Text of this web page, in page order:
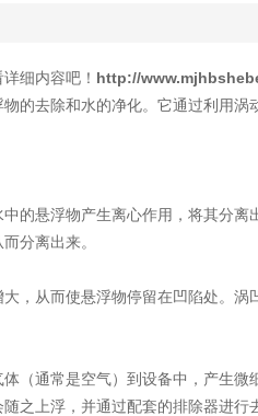
细内容吧！ http://
的去除和水的净化。它通过利用
的悬浮物产生离心作用，将其分
分离出来。
，从而使悬浮物停留在凹陷处。
（通常是空气）到设备中，产生微
之上浮，并通过配套的排除器进行